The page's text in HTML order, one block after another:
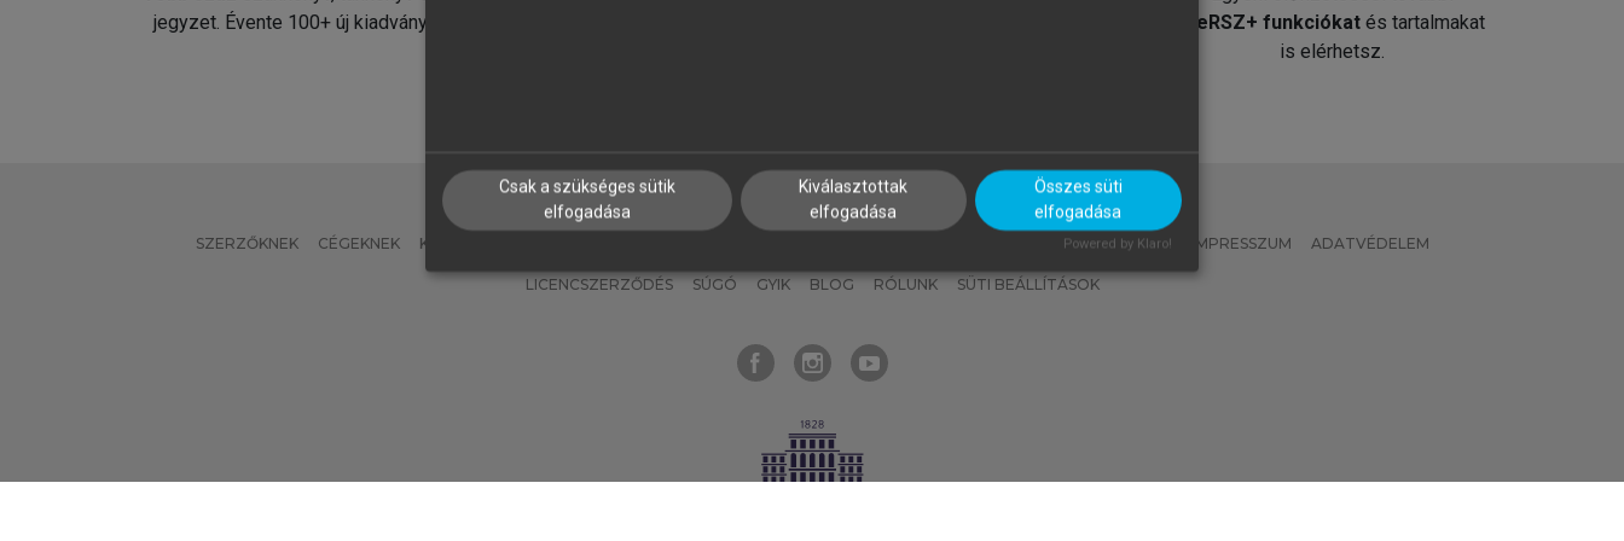
jegyzet. Évente 100+ új kiadvány.
MeRSZ+ funkciókat és tartalmakat
is elérhetsz.
SZERZŐKNEK CÉGEKNEK KÖNYVTÁROSOKNAK MI – ÁLTALÁNOS IRÁNYELVEK IMPRESSZUM ADATVÉDELEM
LICENCSZERZŐDÉS SÚGÓ GYIK BLOG RÓLUNK SÜTI BEÁLLÍTÁSOK
Csak a szükséges sütik
elfogadása
Kiválasztottak
elfogadása
Összes süti
elfogadása
Powered by Klaro!